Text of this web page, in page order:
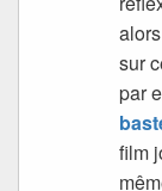
sur
par
film